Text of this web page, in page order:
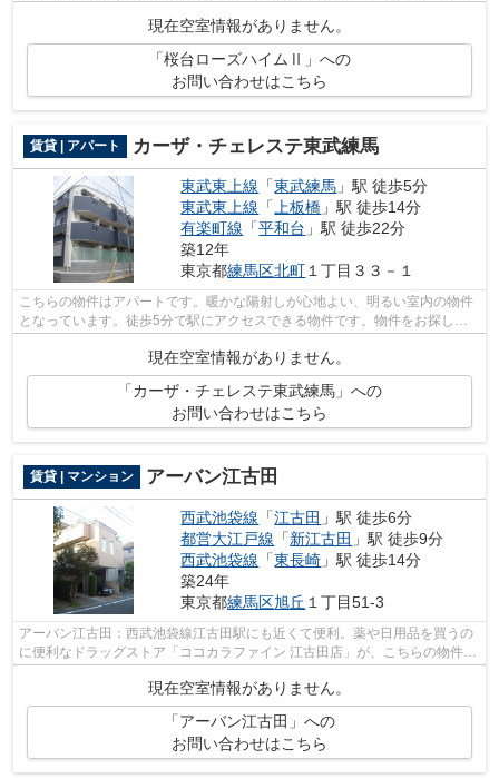
現在空室情報がありません。
「桜台ローズハイムⅡ」への
お問い合わせはこちら
賃貸 | アパート カーザ・チェレステ東武練馬
東武東上線 「東武練馬 」駅 徒歩5分
東武東上線 「 上板橋 」駅 徒歩14分
有楽町線 「平和台 」駅 徒歩22分
築12年
東京都練馬区北町 １丁目３３－１
こちらの物件はアパートです。暖かな陽射しが心地よい、明るい室内の物件
となっています。徒歩5分で駅にアクセスできる物件です。物件をお探しな
ら、当社が取り扱う物件情報から探して...
現在空室情報がありません。
「カーザ・チェレステ東武練馬」への
お問い合わせはこちら
賃貸 | マンション アーバン江古田
西武池袋線 「江古田 」駅 徒歩6分
都営大江戸線 「新江古田 」駅 徒歩9分
西武池袋線 「東長崎 」駅 徒歩14分
築24年
東京都練馬区旭丘 １丁目51-3
アーバン江古田：西武池袋線江古田駅にも近くて便利。薬や日用品を買うの
に便利なドラッグストア「ココカラファイン 江古田店」が、こちらの物件か
ら416mのところにあります。こちらは...
現在空室情報がありません。
「アーバン江古田」への
お問い合わせはこちら